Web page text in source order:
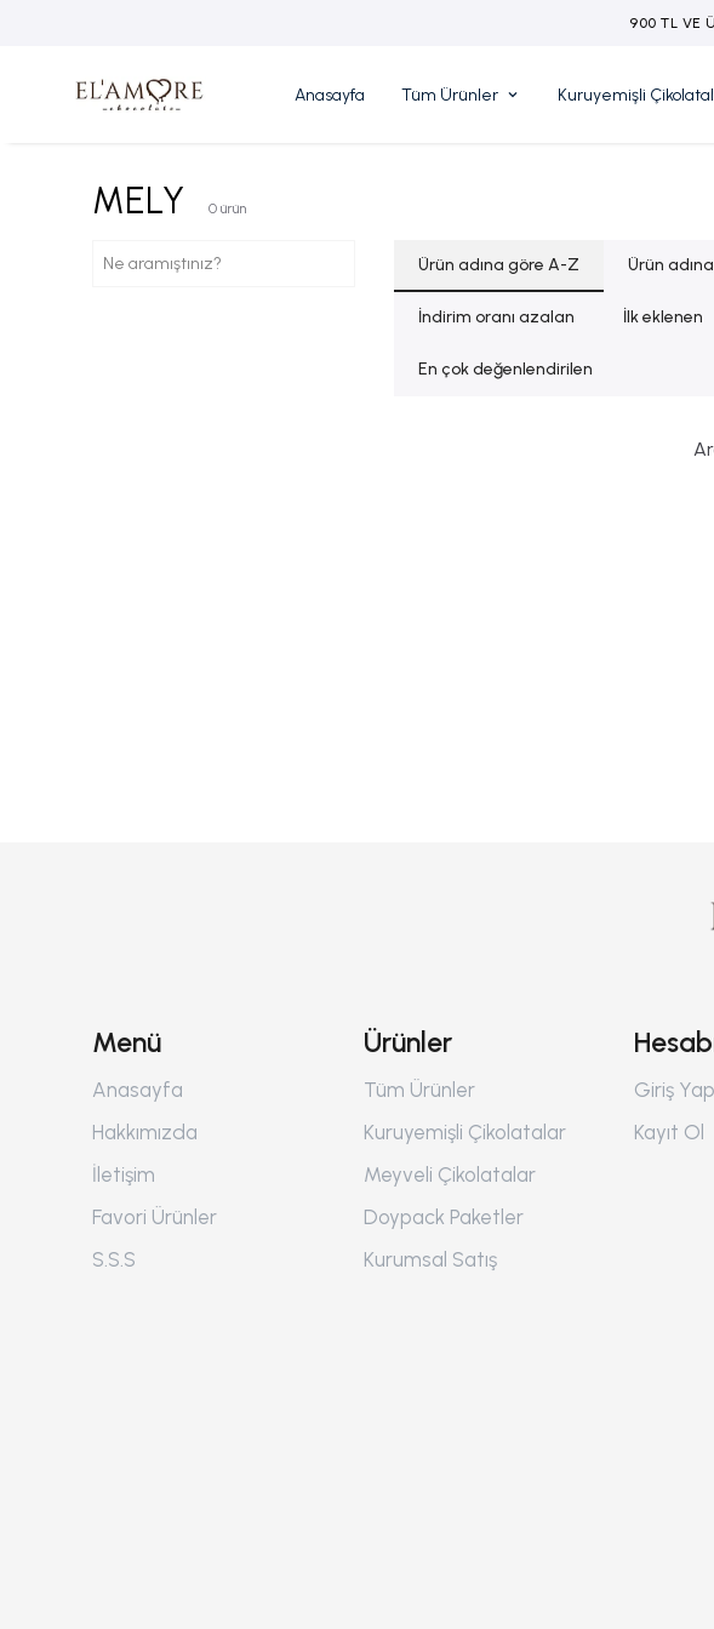
Anasayfa Tüm Ürünler Kuruyemişli
MELY 0 ürün
Ürün adına göre A-Z Ürün
İndirim oranı azalan İlk eklenen
En çok değenlendirilen
Menü
Anasayfa
Hakkımızda
İletişim
Favori Ürünler
S.S.S
Ürünler
Tüm Ürünler
Kuruyemişli Çikolatalar
Meyveli Çikolatalar
Doypack Paketler
Kurumsal Satış
Giriş Yap
Kayıt Ol